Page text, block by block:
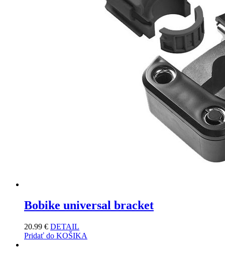
Bobike universal bracket
20.99 € DETAIL
Pridať do KOŠIKA